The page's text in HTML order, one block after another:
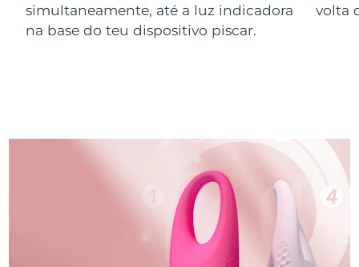
simultaneamente, até a luz indicadora
na base do teu dispositivo piscar.
volta